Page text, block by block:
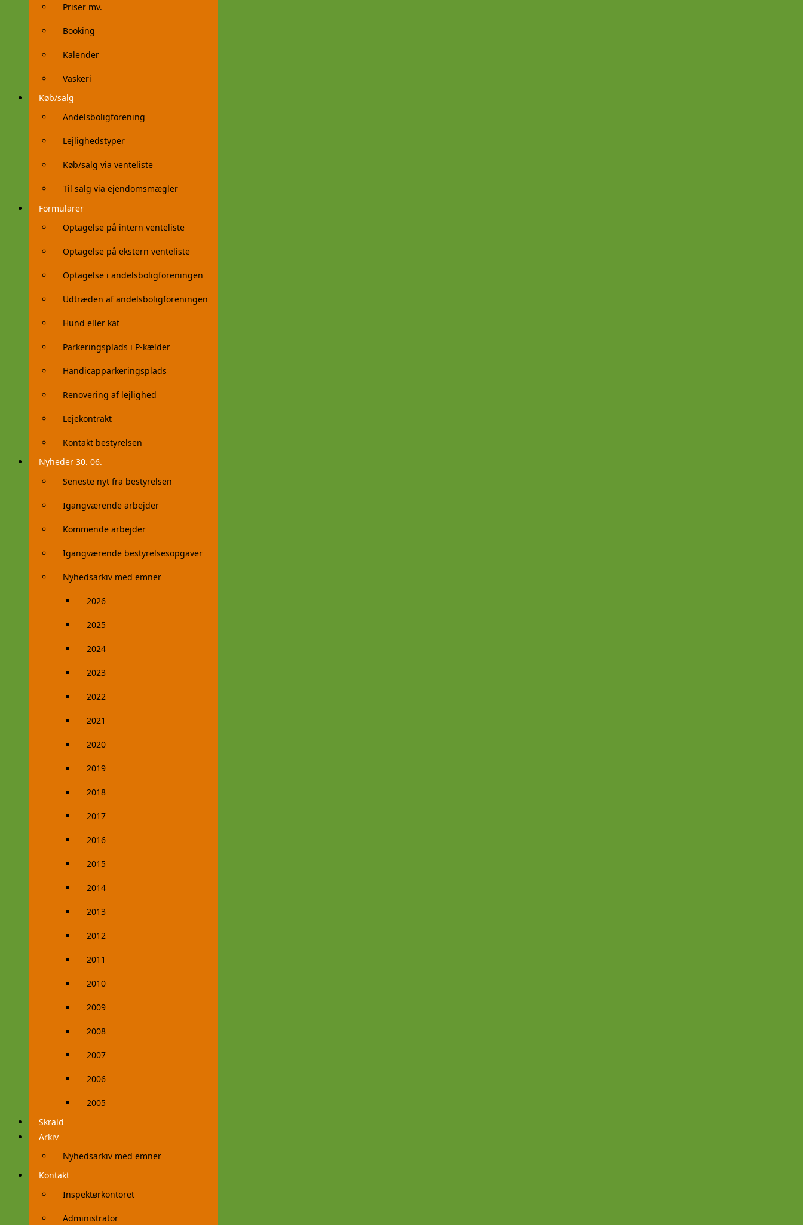
Priser mv.
Booking
Kalender
Vaskeri
Køb/salg
Andelsboligforening
Lejlighedstyper
Køb/salg via venteliste
Til salg via ejendomsmægler
Formularer
Optagelse på intern venteliste
Optagelse på ekstern venteliste
Optagelse i andelsboligforeningen
Udtræden af andelsboligforeningen
Hund eller kat
Parkeringsplads i P-kælder
Handicapparkeringsplads
Renovering af lejlighed
Lejekontrakt
Kontakt bestyrelsen
Nyheder 30. 06.
Seneste nyt fra bestyrelsen
Igangværende arbejder
Kommende arbejder
Igangværende bestyrelsesopgaver
Nyhedsarkiv med emner
2026
2025
2024
2023
2022
2021
2020
2019
2018
2017
2016
2015
2014
2013
2012
2011
2010
2009
2008
2007
2006
2005
Skrald
Arkiv
Nyhedsarkiv med emner
Kontakt
Inspektørkontoret
Administrator